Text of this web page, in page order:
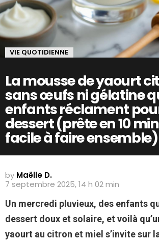
VIE QUOTIDIENNE
La mousse de yaourt
sans œufs ni gélatine
enfants réclament
dessert (prête en 10
facile à faire ensemble)
by Maëlle D.
7 septembre 2025, 14 h 02 min
Un mercredi pluvieux, des enfants
dessert doux et solaire, et voilà
yaourt au citron et miel s’invite sur